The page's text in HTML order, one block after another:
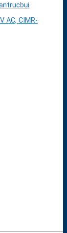
AC, CIMR-